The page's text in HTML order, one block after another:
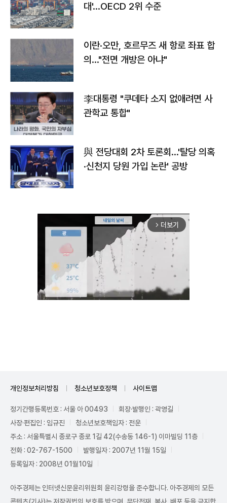
대'…OECD 2위 수준
이란·오만, 호르무즈 새 항로 좌표 합
의…"전면 개방은 아냐"
李대통령 "쿠데타 소지 없애려면 사
관학교 통합"
與 전당대회 2차 토론회…'탈당 의혹
·신천지 당원 가입 논란' 공방
arrow_forward_ios 더보기
개인정보처리방침 청소년보호정책 사이트맵
정기간행등록번호 : 서울 아 00493
회장·발행인 : 곽영길
사장·편집인 : 임규진
청소년보호책임자 : 전운
주소 : 서울특별시 종로구 종로 1길 42(수송동 146-1) 이마빌딩 11층
전화 : 02-767-1500
발행일자 : 2007년 11월 15일
등록일자 : 2008년 01월10일
아주경제는 인터넷신문윤리위원회 윤리강령을 준수합니다. 아주경제의 모든